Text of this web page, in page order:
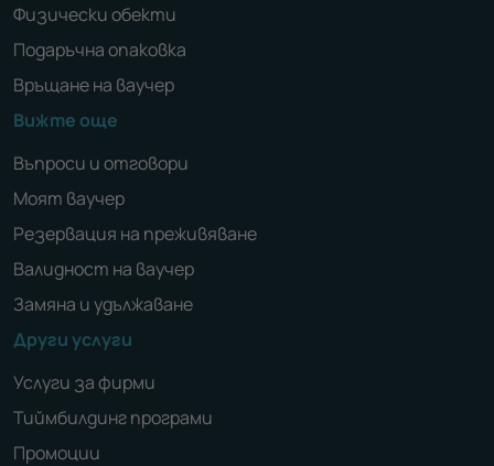
Физически обекти
Подаръчна опаковка
Връщане на ваучер
Вижте още
Въпроси и отговори
Моят ваучер
Резервация на преживяване
Валидност на ваучер
Замяна и удължаване
Други услуги
Услуги за фирми
Тиймбилдинг програми
Промоции